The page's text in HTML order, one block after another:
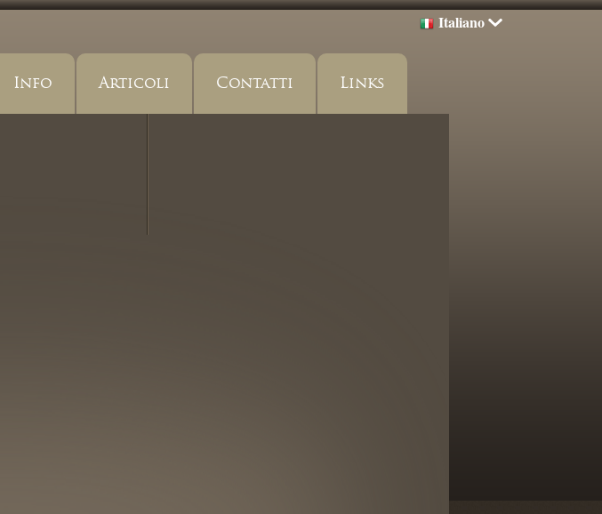
Italiano
Info Articoli Contatti Links